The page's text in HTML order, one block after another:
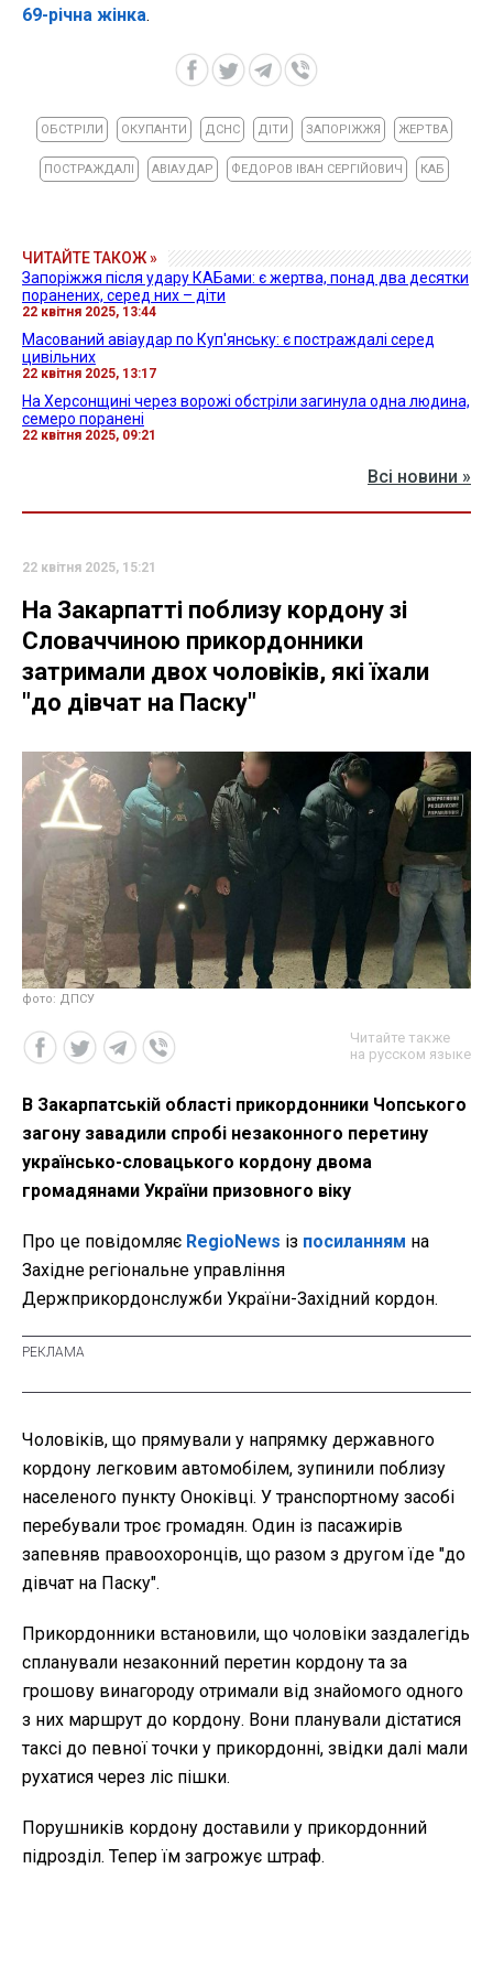
69-річна жінка.
ОБСТРІЛИ ОКУПАНТИ ДСНС ДІТИ ЗАПОРІЖЖЯ ЖЕРТВА
ПОСТРАЖДАЛІ АВІАУДАР ФЕДОРОВ ІВАН СЕРГІЙОВИЧ КАБ
ЧИТАЙТЕ ТАКОЖ »
Запоріжжя після удару КАБами: є жертва, понад два десятки
поранених, серед них – діти
22 квітня 2025, 13:44
Масований авіаудар по Куп'янську: є постраждалі серед
цивільних
22 квітня 2025, 13:17
На Херсонщині через ворожі обстріли загинула одна людина,
семеро поранені
22 квітня 2025, 09:21
Всі новини »
22 квітня 2025, 15:21
На Закарпатті поблизу кордону зі
Словаччиною прикордонники
затримали двох чоловіків, які їхали
"до дівчат на Паску"
фото: ДПСУ
Читайте также
на русском языке
В Закарпатській області прикордонники Чопського
загону завадили спробі незаконного перетину
українсько-словацького кордону двома
громадянами України призовного віку
Про це повідомляє RegioNews із посиланням на
Західне регіональне управління
Держприкордонслужби України-Західний кордон.
Чоловіків, що прямували у напрямку державного
кордону легковим автомобілем, зупинили поблизу
населеного пункту Оноківці. У транспортному засобі
перебували троє громадян. Один із пасажирів
запевняв правоохоронців, що разом з другом їде "до
дівчат на Паску".
Прикордонники встановили, що чоловіки заздалегідь
спланували незаконний перетин кордону та за
грошову винагороду отримали від знайомого одного
з них маршрут до кордону. Вони планували дістатися
таксі до певної точки у прикордонні, звідки далі мали
рухатися через ліс пішки.
Порушників кордону доставили у прикордонний
підрозділ. Тепер їм загрожує штраф.